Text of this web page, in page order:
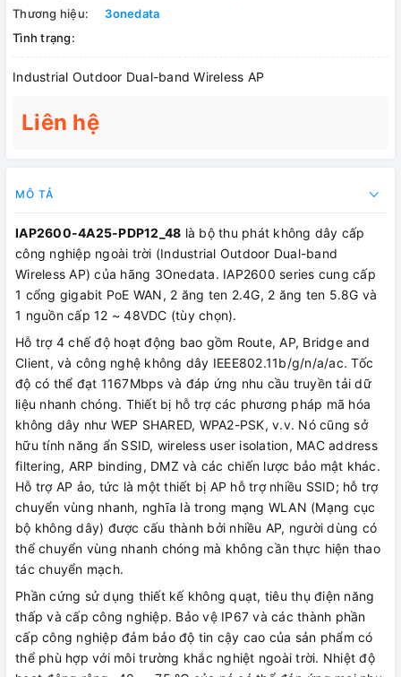
Thương hiệu:
3onedata
Tình trạng:
Industrial Outdoor Dual-band Wireless AP
Liên hệ
MÔ TẢ
IAP2600-4A25-PDP12_48 là bộ thu phát không dây cấp
công nghiệp ngoài trời (Industrial Outdoor Dual-band
Wireless AP) của hãng 3Onedata. IAP2600 series cung cấp
1 cổng gigabit PoE WAN, 2 ăng ten 2.4G, 2 ăng ten 5.8G và
1 nguồn cấp 12 ~ 48VDC (tùy chọn).
Hỗ trợ 4 chế độ hoạt động bao gồm Route, AP, Bridge and
Client, và công nghệ không dây IEEE802.11b/g/n/a/ac. Tốc
độ có thể đạt 1167Mbps và đáp ứng nhu cầu truyền tải dữ
liệu nhanh chóng. Thiết bị hỗ trợ các phương pháp mã hóa
không dây như WEP SHARED, WPA2-PSK, v.v. Nó cũng sở
hữu tính năng ẩn SSID, wireless user isolation, MAC address
filtering, ARP binding, DMZ và các chiến lược bảo mật khác.
Hỗ trợ AP ảo, tức là một thiết bị AP hỗ trợ nhiều SSID; hỗ trợ
chuyển vùng nhanh, nghĩa là trong mạng WLAN (Mạng cục
bộ không dây) được cấu thành bởi nhiều AP, người dùng có
thể chuyển vùng nhanh chóng mà không cần thực hiện thao
tác chuyển mạch.
Phần cứng sử dụng thiết kế không quạt, tiêu thụ điện năng
thấp và cấp công nghiệp. Bảo vệ IP67 và các thành phần
cấp công nghiệp đảm bảo độ tin cậy cao của sản phẩm có
thể phù hợp với môi trường khắc nghiệt ngoài trời. Nhiệt độ